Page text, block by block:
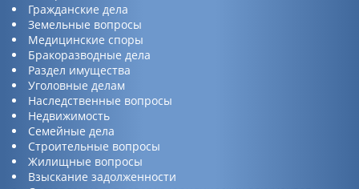
Гражданские дела
Земельные вопросы
Медицинские споры
Бракоразводные дела
Раздел имущества
Уголовные делам
Наследственные вопросы
Недвижимость
Семейные дела
Строительные вопросы
Жилищные вопросы
Взыскание задолженности